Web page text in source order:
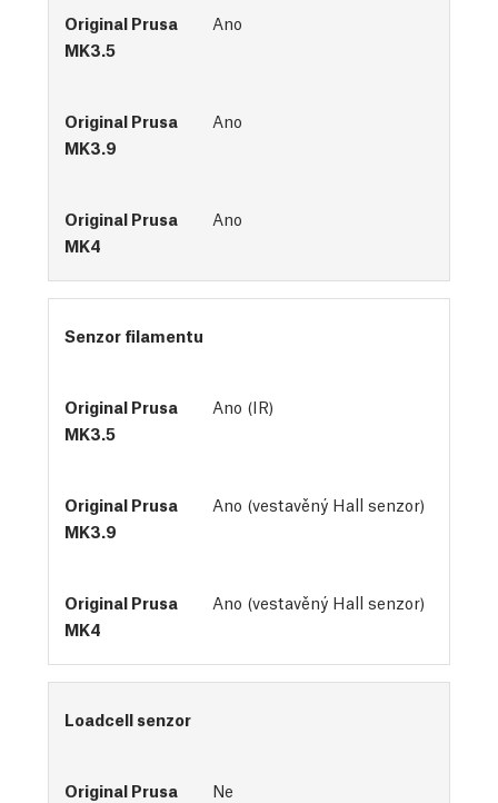
Ano
Ano
Ano
Senzor filamentu
Ano (IR)
Ano (vestavěný Hall senzor)
Ano (vestavěný Hall senzor)
Loadcell senzor
Ne